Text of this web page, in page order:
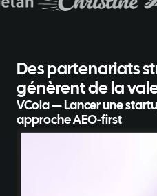
Des partenariats
génèrent de la
VCola — Lancer une
approche AEO-first